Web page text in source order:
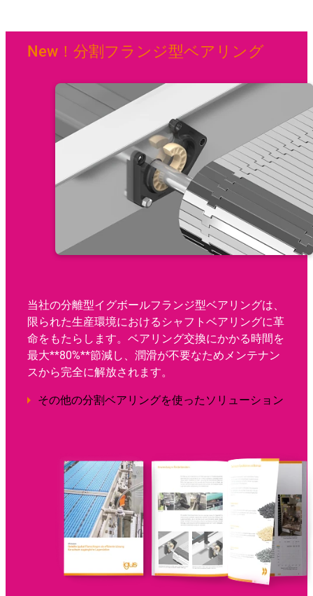
New！分割フランジ型ベアリング
当社の分離型イグボールフランジ型ベアリングは、
限られた生産環境におけるシャフトベアリングに革
命をもたらします。ベアリング交換にかかる時間を
最大**80%**節減し、潤滑が不要なためメンテナン
スから完全に解放されます。
その他の分割ベアリングを使ったソリューション